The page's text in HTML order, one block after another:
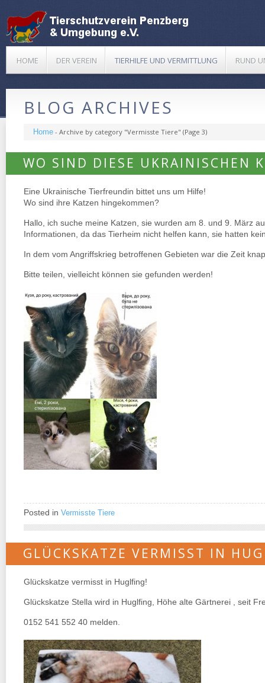
HOME DER VEREIN TIERHILFE UND VERMITTLUNG RUND
BLOG ARCHIVES
Home - Archive by category "Vermisste Tiere" (Page 3)
WO SIND DIESE UKRAINISCHEN
Eine Ukrainische Tierfreundin bittet uns um Hilfe!
Wo sind ihre Katzen hingekommen?
Hallo, ich suche meine Katzen, sie wurden am 8. und 9. März
Informationen, da das Tierheim nicht helfen kann, sie hatten
In dem vom Angriffskrieg betroffenen Gebieten war die Zeit
Bitte teilen, vielleicht können sie gefunden werden!
Posted in Vermisste Tiere
GLÜCKSKATZE VERMISST IN
Glückskatze vermisst in Huglfing!
Glückskatze Stella wird in Huglfing, Höhe alte Gärtnerei , seit
0152 541 552 40 melden.